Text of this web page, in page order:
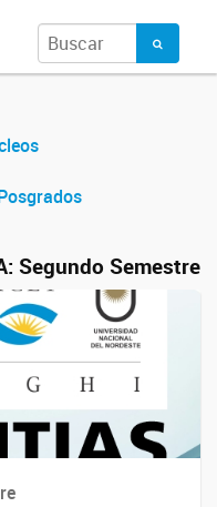
Segundo Semestre